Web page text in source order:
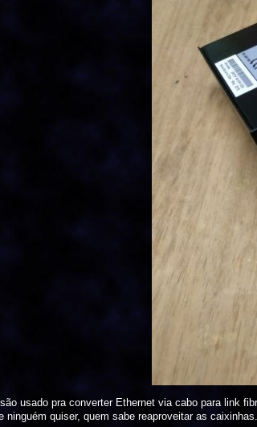
usado pra converter Ethernet via cabo para link
ninguém quiser, quem sabe reaproveitar as caixinhas.